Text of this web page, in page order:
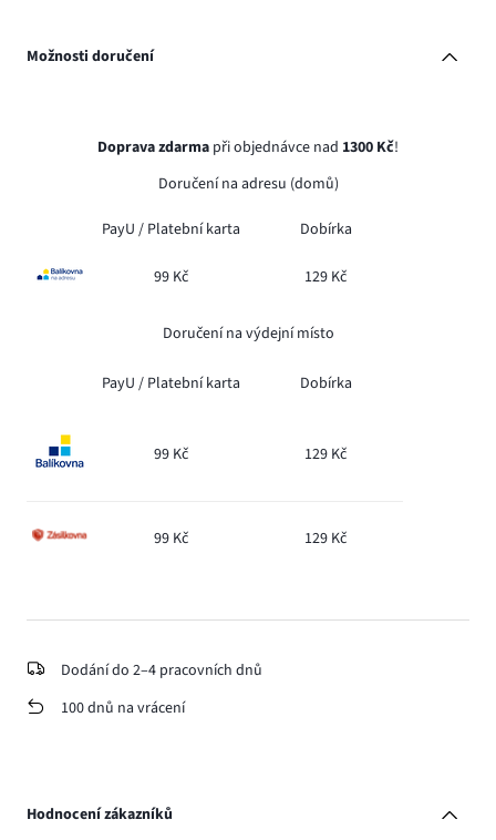
Možnosti doručení
Doprava zdarma při objednávce nad 1300 Kč!
Doručení na adresu (domů)
PayU / Platební karta Dobírka
99 Kč 129 Kč
Doručení na výdejní místo
PayU / Platební karta Dobírka
99 Kč 129 Kč
99 Kč 129 Kč
Dodání do 2–4 pracovních dnů
100 dnů na vrácení
Hodnocení zákazníků